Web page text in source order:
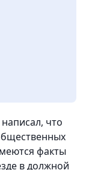
что
факты
в должной